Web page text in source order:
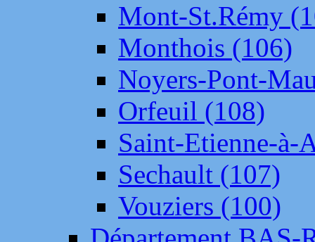
Mont-St.Rémy
Monthois (106)
Noyers-Pont-
Orfeuil (108)
Saint-Etienne-à-
Sechault (107)
Vouziers (100)